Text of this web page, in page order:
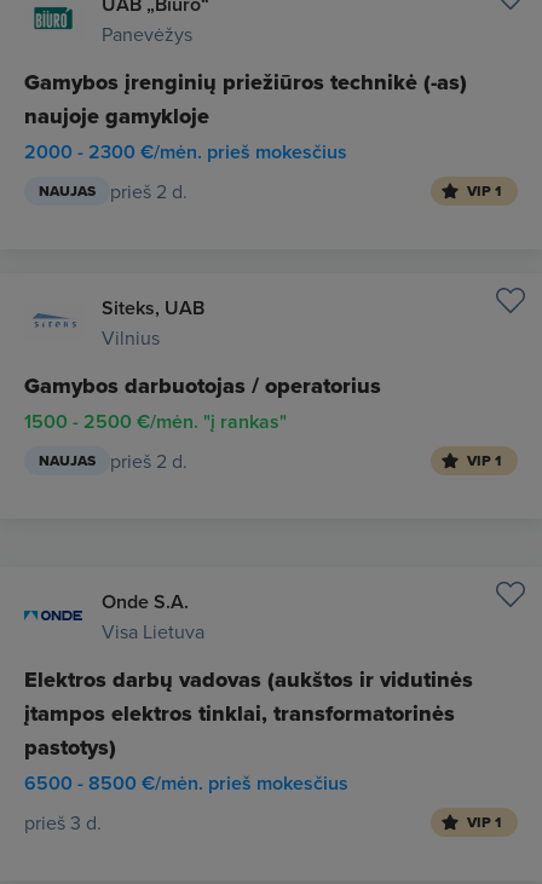
Panevėžys
Gamybos įrenginių priežiūros technikė (-as)
naujoje gamykloje
2000 - 2300 €/mėn. prieš mokesčius
NAUJAS prieš 2 d. VIP 1
Siteks, UAB
Vilnius
Gamybos darbuotojas / operatorius
1500 - 2500 €/mėn. "į rankas"
NAUJAS prieš 2 d. VIP 1
Onde S.A.
Visa Lietuva
Elektros darbų vadovas (aukštos ir vidutinės
įtampos elektros tinklai, transformatorinės
pastotys)
6500 - 8500 €/mėn. prieš mokesčius
prieš 3 d. VIP 1